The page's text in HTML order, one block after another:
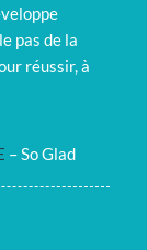
pas de la
réussir, à
–So Glad